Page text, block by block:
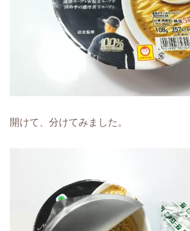
開けて、分けてみました。